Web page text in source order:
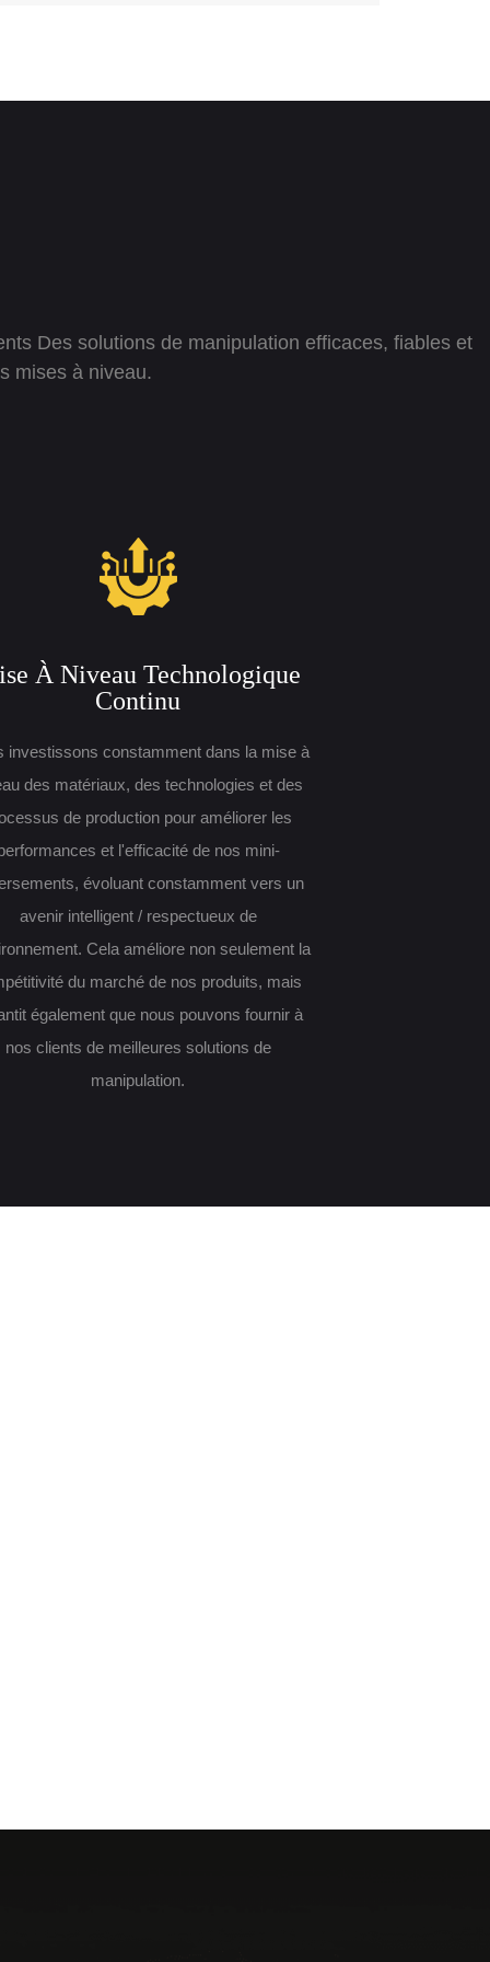
Des solutions de manipulation efficaces, fiables et
mises à niveau.
À Niveau Technologique
Continu
investissons constamment dans la mise à
des matériaux, des technologies et des
de production pour améliorer les
et l'efficacité de nos mini-
évoluant constamment vers un
avenir intelligent / respectueux de
Cela améliore non seulement la
du marché de nos produits, mais
également que nous pouvons fournir à
nos clients de meilleures solutions de
manipulation.